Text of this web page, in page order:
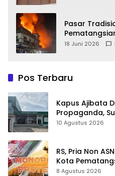
Pasar
18 Juni 2026
Pos Terbaru
Kapus Ajibata
Propaganda,
Harmonis
10 Agustus 2026
RS, Pria Non
Kota
Proyek ke
8 Agustus 2026